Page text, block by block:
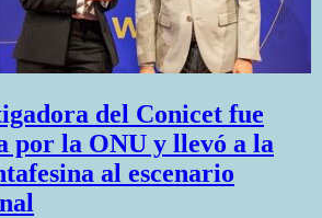
del Conicet fue
por la ONU y llevó a la
al escenario